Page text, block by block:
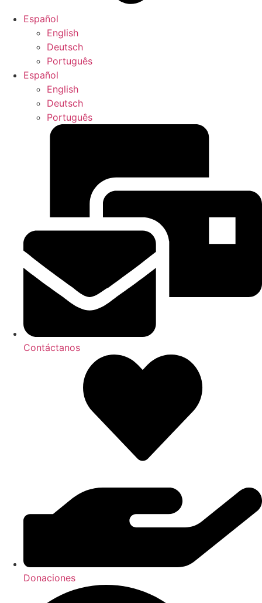
Español
English
Deutsch
Português
Español
English
Deutsch
Português
Contáctanos
Donaciones